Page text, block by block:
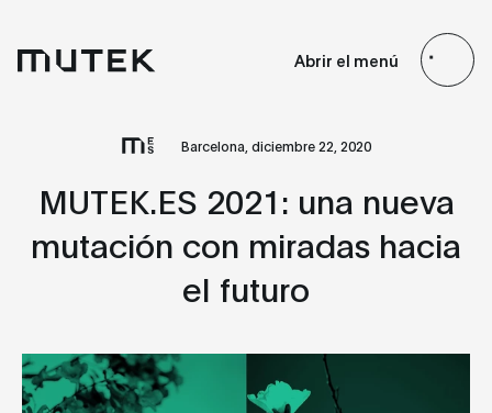
Search
Abrir el menú
Barcelona, diciembre 22, 2020
MUTEK.ES 2021: una nueva
mutación con miradas hacia
el futuro